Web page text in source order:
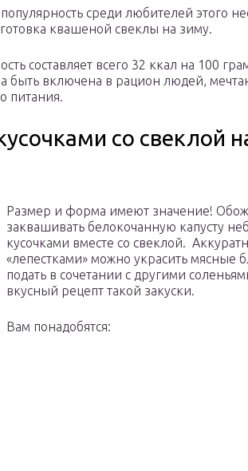
среди любителей этого
квашеной свеклы на зиму.
составляет всего 32 ккал на 100
быть включена в рацион людей,
питания.
со свеклой
Размер и форма имеют значение!
заквашивать белокочанную капусту
кусочками вместе со свеклой.
«лепестками» можно украсить мясные
подать в сочетании с другими
вкусный рецепт такой закуски.
Вам понадобятся: